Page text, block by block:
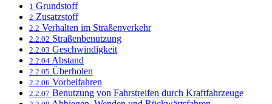
1 Grundstoff
2 Zusatzstoff
2.2 Verhalten im Straßenverkehr
2.2.02 Straßenbenutzung
2.2.03 Geschwindigkeit
2.2.04 Abstand
2.2.05 Überholen
2.2.06 Vorbeifahren
2.2.07 Benutzung von Fahrstreifen durch Kraftfahrzeuge